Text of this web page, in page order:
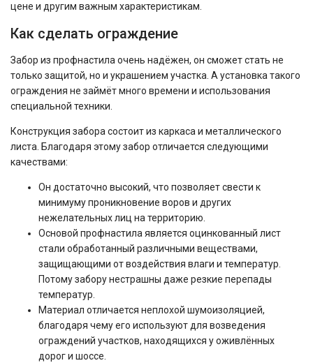
цене и другим важным характеристикам.
Как сделать ограждение
Забор из профнастила очень надёжен, он сможет стать не
только защитой, но и украшением участка. А установка такого
ограждения не займёт много времени и использования
специальной техники.
Конструкция забора состоит из каркаса и металлического
листа. Благодаря этому забор отличается следующими
качествами:
Он достаточно высокий, что позволяет свести к
минимуму проникновение воров и других
нежелательных лиц на территорию.
Основой профнастила является оцинкованный лист
стали обработанный различными веществами,
защищающими от воздействия влаги и температур.
Потому забору нестрашны даже резкие перепады
температур.
Материал отличается неплохой шумоизоляцией,
благодаря чему его используют для возведения
ограждений участков, находящихся у оживлённых
дорог и шоссе.